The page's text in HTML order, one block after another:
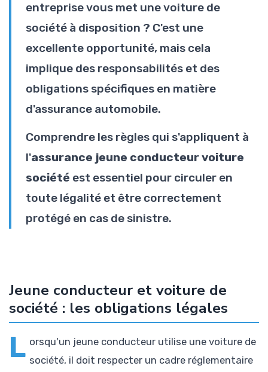
entreprise vous met une voiture de
société à disposition ? C'est une
excellente opportunité, mais cela
implique des responsabilités et des
obligations spécifiques en matière
d'assurance automobile.
Comprendre les règles qui s'appliquent à
l'assurance jeune conducteur voiture
société est essentiel pour circuler en
toute légalité et être correctement
protégé en cas de sinistre.
Jeune conducteur et voiture de
société : les obligations légales
L orsqu'un jeune conducteur utilise une voiture de
société, il doit respecter un cadre réglementaire